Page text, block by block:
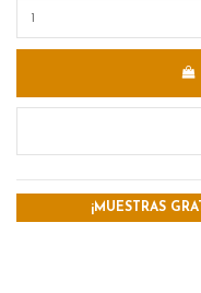
¡MUESTRAS